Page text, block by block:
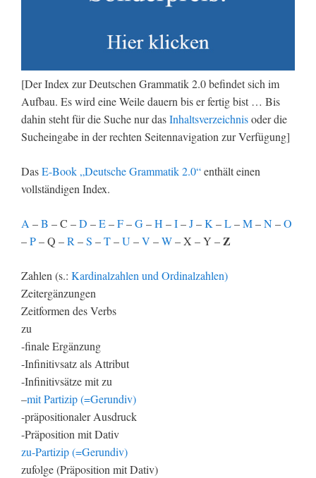
[Der Index zur Deutschen Grammatik 2.0 befindet sich im
Aufbau. Es wird eine Weile dauern bis er fertig bist … Bis
dahin steht für die Suche nur dasInhaltsverzeichnisoder die
Sucheingabe in der rechten Seitennavigation zur Verfügung]
DasE-Book „Deutsche Grammatik 2.0“enthält einen
vollständigen Index.
A –B – C –D –E–F–G–H –I–J–K –L–M–N–O
–P– Q –R –S –T–U –V –W– X – Y –Z
Zahlen (s.: Kardinalzahlen und Ordinalzahlen)
Zeitergänzungen
Zeitformen des Verbs
zu
-finale Ergänzung
-Infinitivsatz als Attribut
-Infinitivsätze mit zu
–mit Partizip (=Gerundiv)
-präpositionaler Ausdruck
-Präposition mit Dativ
zu-Partizip (=Gerundiv)
zufolge (Präposition mit Dativ)